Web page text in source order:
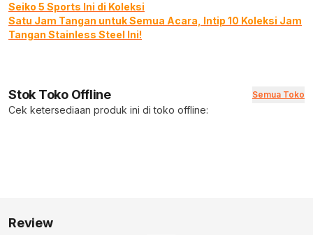
Seiko 5 Sports Ini di Koleksi
Satu Jam Tangan untuk Semua Acara, Intip 10 Koleksi Jam
Tangan Stainless Steel Ini!
Stok Toko Offline Semua Toko
Cek ketersediaan produk ini di toko offline:
Review